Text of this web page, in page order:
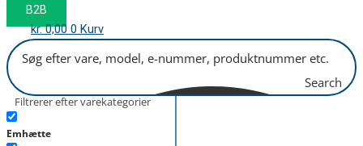
B2B
kr.0,00 0 Kurv
Search
Filtrerer efter varekategorier
Emhætte